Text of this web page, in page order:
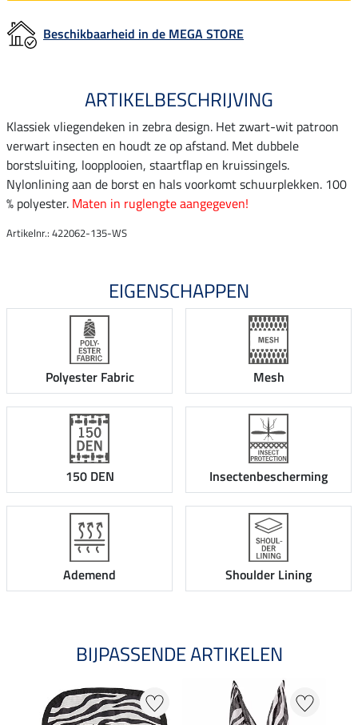
Beschikbaarheid in de MEGA STORE
ARTIKELBESCHRIJVING
Klassiek vliegendeken in zebra design. Het zwart-wit patroon
verwart insecten en houdt ze op afstand. Met dubbele
borstsluiting, loopplooien, staartflap en kruissingels.
Nylonlining aan de borst en hals voorkomt schuurplekken. 100
% polyester. Maten in ruglengte aangegeven!
Artikelnr.: 422062-135-WS
EIGENSCHAPPEN
Polyester Fabric Mesh
150 DEN Insectenbescherming
Ademend Shoulder Lining
BIJPASSENDE ARTIKELEN